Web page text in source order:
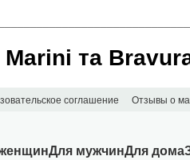
Marini та
соглашение Отзывы о
Для мужчинДля дома